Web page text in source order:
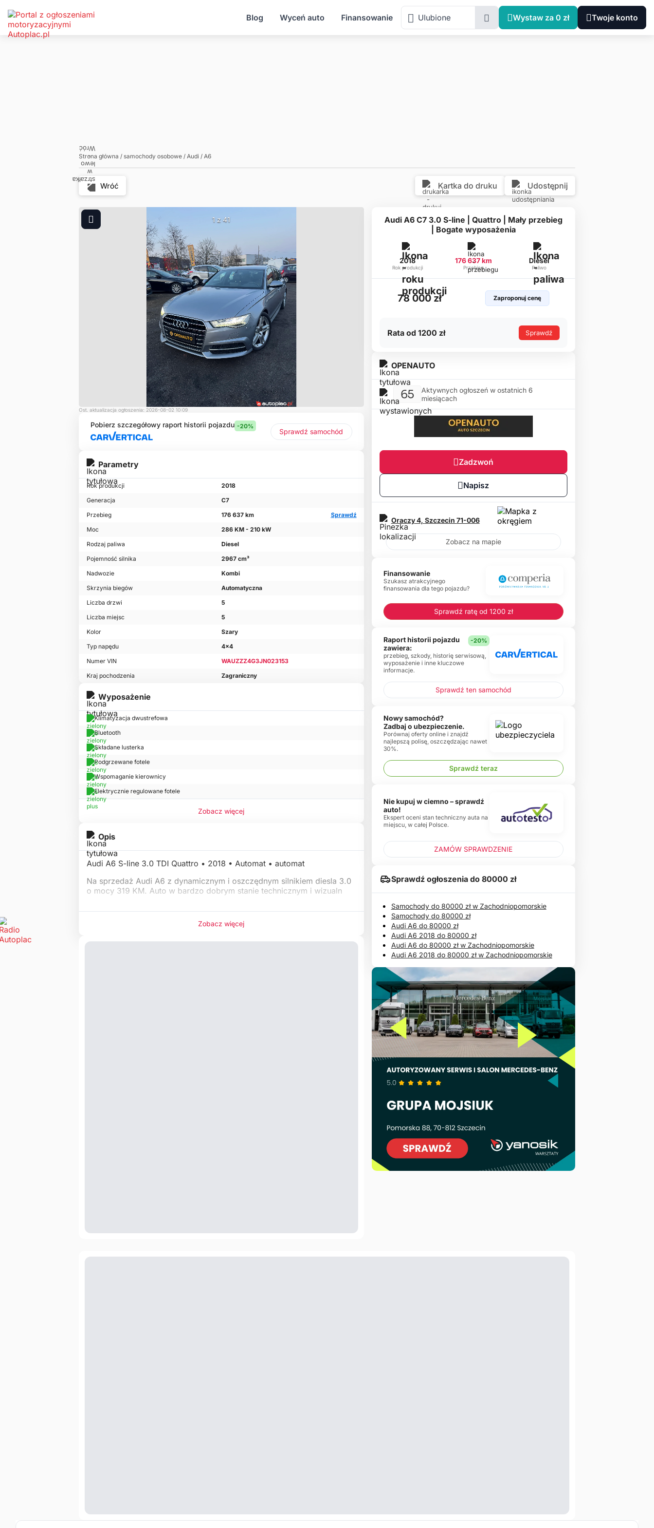
Blog Wyceń auto Finansowanie Ulubione Wystaw za 0 zł Twoje konto
Zachodniopomorskie, Szczecin, Oraczy 4
Strona główna / samochody osobowe / Audi / A6
Wróć Kartka do druku Udostępnij
1 z 41
Ost. aktualizacja ogłoszenia: 2026-08-02 10:09
Pobierz szczegółowy raport historii pojazdu -20%
Sprawdź samochód
Parametry
Rok produkcji
2018
Generacja
C7
Przebieg
176 637 km
Sprawdź
Moc
286 KM - 210 kW
Rodzaj paliwa
Diesel
Pojemność silnika
2967 cm³
Nadwozie
Kombi
Skrzynia biegów
Automatyczna
Liczba drzwi
5
Liczba miejsc
5
Kolor
Szary
Typ napędu
4x4
Numer VIN
WAUZZZ4G3JN023153
Kraj pochodzenia
Zagraniczny
Wyposażenie
Klimatyzacja dwustrefowa
Bluetooth
Składane lusterka
Podgrzewane fotele
Wspomaganie kierownicy
Elektrycznie regulowane fotele
Zobacz więcej
Opis
Audi A6 S-line 3.0 TDI Quattro • 2018 • Automat • automat
Na sprzedaż Audi A6 z dynamicznym i oszczędnym silnikiem diesla 3.0
o mocy 319 KM. Auto w bardzo dobrym stanie technicznym i wizualn
Zobacz więcej
Audi A6 C7 3.0 S-line | Quattro | Mały przebieg
| Bogate wyposażenia
2018
Rok produkcji
176 637 km
Przebieg
Diesel
Paliwo
78 000 zł Zaproponuj cenę
Rata od 1200 zł Sprawdź
OPENAUTO
65
Aktywnych ogłoszeń w ostatnich 6
miesiącach
Zadzwoń
Napisz
Oraczy 4, Szczecin 71-006
Zobacz na mapie
Finansowanie
Szukasz atrakcyjnego
finansowania dla tego pojazdu?
Sprawdź ratę od 1200 zł
Raport historii pojazdu
zawiera:
-20%
przebieg, szkody, historię serwisową,
wyposażenie i inne kluczowe
informacje.
Sprawdź ten samochód
Nowy samochód?
Zadbaj o ubezpieczenie.
Porównaj oferty online i znajdź
najlepszą polisę, oszczędzając nawet
30%.
Sprawdź teraz
Nie kupuj w ciemno – sprawdź
auto!
Ekspert oceni stan techniczny auta na
miejscu, w całej Polsce.
ZAMÓW SPRAWDZENIE
Sprawdź ogłoszenia do 80000 zł
Samochody do 80000 zł w Zachodniopomorskie
Samochody do 80000 zł
Audi A6 do 80000 zł
Audi A6 2018 do 80000 zł
Audi A6 do 80000 zł w Zachodniopomorskie
Audi A6 2018 do 80000 zł w Zachodniopomorskie